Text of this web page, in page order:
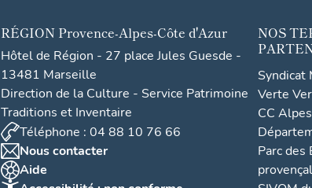
RÉGION Provence-Alpes-Côte d'Azur
Hôtel de Région - 27 place Jules Guesde -
13481 Marseille
Direction de la Culture - Service Patrimoine
Traditions et Inventaire
Téléphone : 04 88 10 76 66
Nous contacter
Aide
NOS
Syndicat
Verte
CC
Parc des